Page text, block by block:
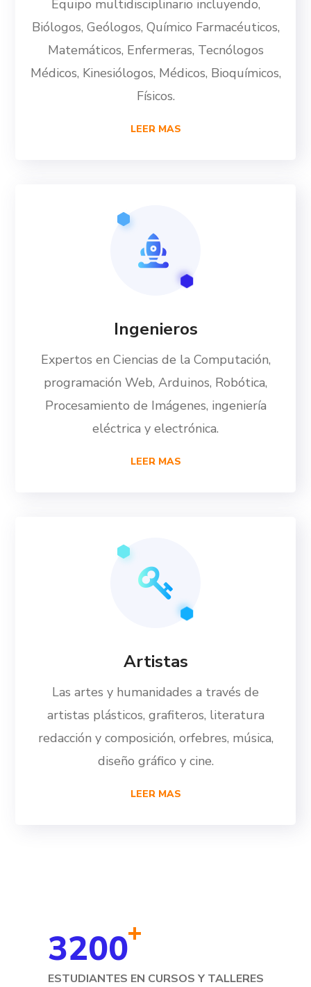
Equipo multidisciplinario incluyendo,
Biólogos, Geólogos, Químico Farmacéuticos,
Matemáticos, Enfermeras, Tecnólogos
Médicos, Kinesiólogos, Médicos, Bioquímicos,
Físicos.
LEER MAS
Ingenieros
Expertos en Ciencias de la Computación,
programación Web, Arduinos, Robótica,
Procesamiento de Imágenes, ingeniería
eléctrica y electrónica.
LEER MAS
Artistas
Las artes y humanidades a través de
artistas plásticos, grafiteros, literatura
redacción y composición, orfebres, música,
diseño gráfico y cine.
LEER MAS
3200+
ESTUDIANTES EN CURSOS Y TALLERES